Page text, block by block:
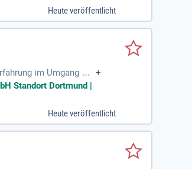
Heute veröffentlicht
im Umgang mit
sowie Führerschein
+
Standort Dortmund |
Heute veröffentlicht